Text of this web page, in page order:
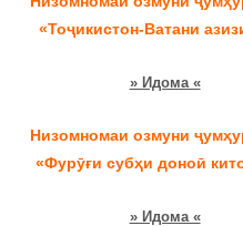
«Тоҷикистон-Ватани
» Идома «
Низомномаи озмуни
«Фурӯғи субҳи доноӣ
» Идома «